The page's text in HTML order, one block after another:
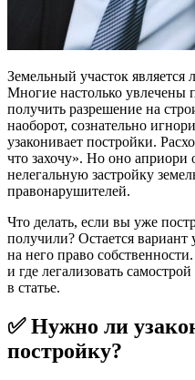
Земельный участок является
Многие настолько увлечены
получить разрешение на
наоборот, сознательно
узаконивает постройки.
что захочу». Но оно априори
нелегальную застройку
правонарушителей.
Что делать, если вы уже
получили? Остается вариант
на него право
и где легализовать
в статье.
✅ Нужно ли
постройку?